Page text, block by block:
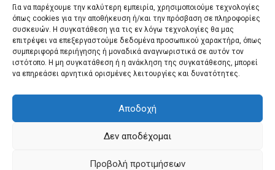
Για να παρέχουμε την καλύτερη εμπειρία, χρησιμοποιούμε τεχνολογίες
όπως cookies για την αποθήκευση ή/και την πρόσβαση σε πληροφορίες
συσκευών. Η συγκατάθεση για τις εν λόγω τεχνολογίες θα μας
επιτρέψει να επεξεργαστούμε δεδομένα προσωπικού χαρακτήρα, όπως
συμπεριφορά περιήγησης ή μοναδικά αναγνωριστικά σε αυτόν τον
ιστότοπο. Η μη συγκατάθεση ή η ανάκληση της συγκατάθεσης, μπορεί
να επηρεάσει αρνητικά ορισμένες λειτουργίες και δυνατότητες.
Αποδοχή
Δεν αποδέχομαι
Προβολή προτιμήσεων
Το Ελεγκτικό Συνέδριο
ακύρωσε το διαγωνισμό
ΣΕΦ – Προς νέα...
ΚΟΣΜΟΣ
Τρεις συλλήψεις για
εισαγωγή κάνναβης στην
Βενιζέλος»